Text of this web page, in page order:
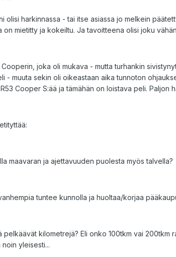
olisi harkinnassa - tai itse asiassa jo melkein
on mietitty ja kokeiltu. Ja tavoitteena olisi joku
joka oli mukava - mutta turhankin
- muuta sekin oli oikeastaan aika tunnoton
Cooper S:ää ja tämähän on loistava peli.
maavaran ja ajettavuuden puolesta myös talvella?
tuntee kunnolla ja huoltaa/korjaa
pelkäävät kilometrejä? Eli onko 100tkm vai
yleisesti...